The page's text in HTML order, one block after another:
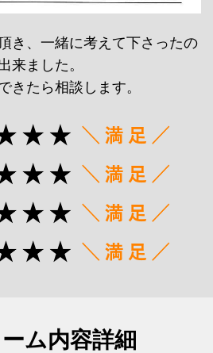
き、一緒に考えて下さったの
来ました。
きたら相談します。
ム内容詳細